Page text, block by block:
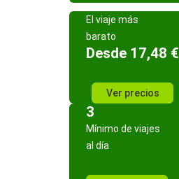
El viaje más
barato
Desde 17,48 €
Ver precios
3
Mínimo de viajes
al día